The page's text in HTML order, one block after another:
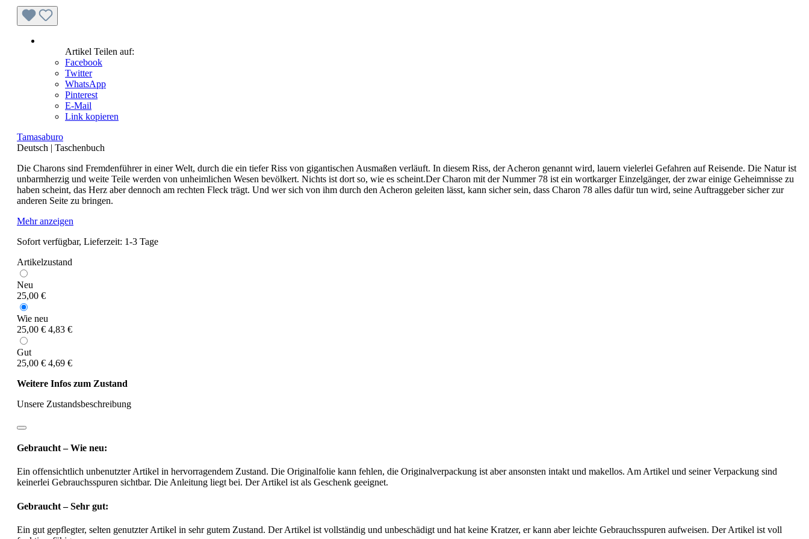
Artikel Teilen auf:
Facebook
Twitter
WhatsApp
Pinterest
E-Mail
Link kopieren
Tamasaburo
Deutsch | Taschenbuch
Die Charons sind Fremdenführer in einer Welt, durch die ein tiefer Riss von gigantischen Ausmaßen verläuft. In diesem Riss, der Acheron genannt wird, lauern vielerlei Gefahren auf Reisende. Die Natur ist
unbarmherzig und weite Teile werden von unheimlichen Wesen bevölkert. Nichts ist dort so, wie es scheint.Der Charon mit der Nummer 78 ist ein wortkarger Einzelgänger, der zwar einige Geheimnisse zu
haben scheint, das Herz aber dennoch am rechten Fleck trägt. Und wer sich von ihm durch den Acheron geleiten lässt, kann sicher sein, dass Charon 78 alles dafür tun wird, seine Auftraggeber sicher zur
anderen Seite zu bringen.
Mehr anzeigen
Sofort verfügbar, Lieferzeit: 1-3 Tage
Artikelzustand
Neu
25,00 €
Wie neu
25,00 € 4,83 €
Gut
25,00 € 4,69 €
Weitere Infos zum Zustand
Unsere Zustandsbeschreibung
Gebraucht – Wie neu:
Ein offensichtlich unbenutzter Artikel in hervorragendem Zustand. Die Originalfolie kann fehlen, die Originalverpackung ist aber ansonsten intakt und makellos. Am Artikel und seiner Verpackung sind
keinerlei Gebrauchsspuren sichtbar. Die Anleitung liegt bei. Der Artikel ist als Geschenk geeignet.
Gebraucht – Sehr gut:
Ein gut gepflegter, selten genutzter Artikel in sehr gutem Zustand. Der Artikel ist vollständig und unbeschädigt und hat keine Kratzer, er kann aber leichte Gebrauchsspuren aufweisen. Der Artikel ist voll